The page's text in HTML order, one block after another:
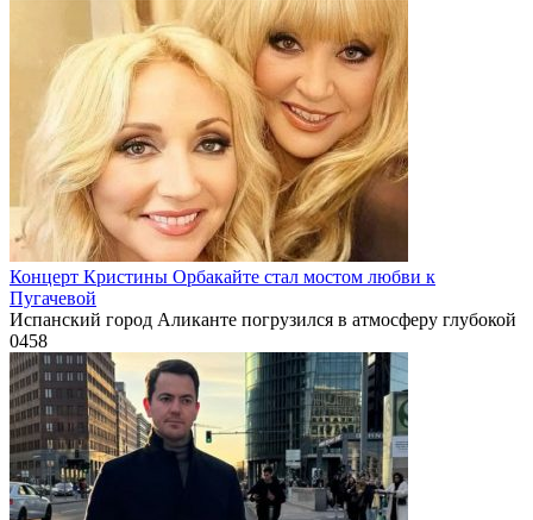
Концерт Кристины Орбакайте стал мостом любви к
Пугачевой
Испанский город Аликанте погрузился в атмосферу глубокой
0458